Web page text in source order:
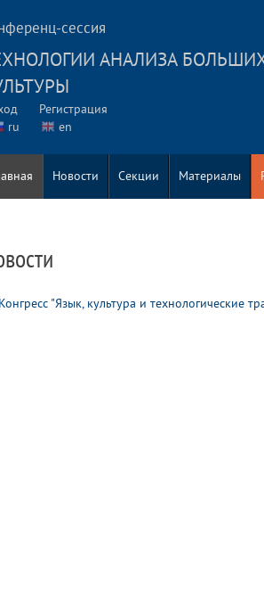
сессия
АНАЛИЗА
Регистрация
ru
en
Новости Секции Материалы
Конгресс "Язык, культура и технологические